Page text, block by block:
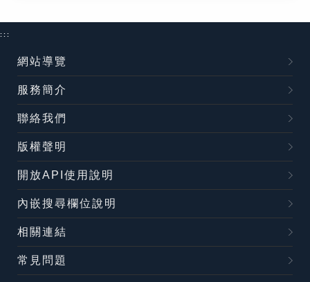
:::
網站導覽
服務簡介
聯絡我們
版權聲明
開放API使用說明
內嵌搜尋欄位說明
相關連結
常見問題